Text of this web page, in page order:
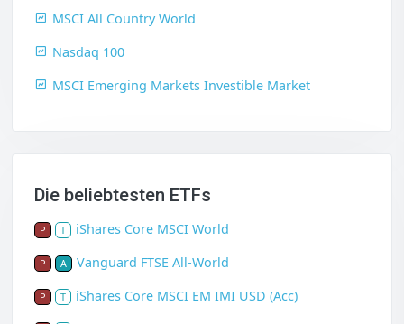
MSCI All Country World
Nasdaq 100
MSCI Emerging Markets Investible Market
Die beliebtesten ETFs
P T iShares Core MSCI World
P A Vanguard FTSE All-World
P T iShares Core MSCI EM IMI USD (Acc)